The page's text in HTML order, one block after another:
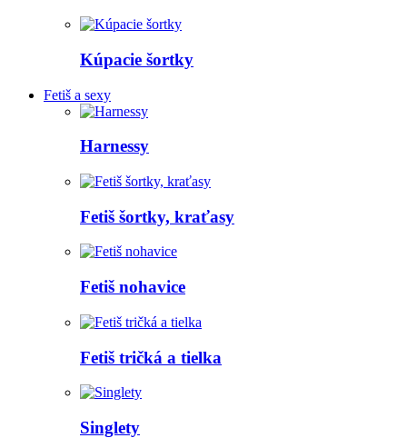
Kúpacie šortky
Fetiš a sexy
Harnessy
Fetiš šortky, kraťasy
Fetiš nohavice
Fetiš tričká a tielka
Singlety